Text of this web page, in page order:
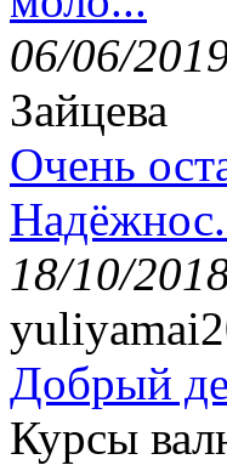
06/06/
Зайцева
Очень
18/10/
Добрый
Курсы